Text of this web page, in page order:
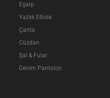
Eşarp
Yazlık Elbise
Çanta
Cüzdan
Şal & Fular
Denim Pantolon